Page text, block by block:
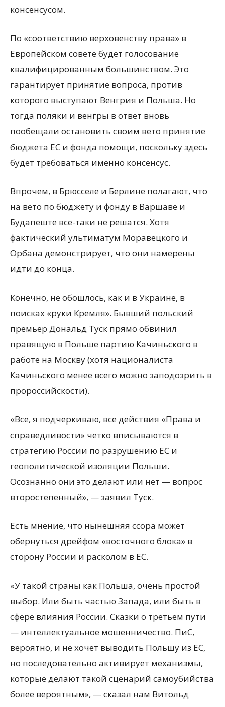
консенсусом.
По «соответствию верховенству права» в
Европейском совете будет голосование
квалифицированным большинством. Это
гарантирует принятие вопроса, против
которого выступают Венгрия и Польша. Но
тогда поляки и венгры в ответ вновь
пообещали остановить своим вето принятие
бюджета ЕС и фонда помощи, поскольку здесь
будет требоваться именно консенсус.
Впрочем, в Брюсселе и Берлине полагают, что
на вето по бюджету и фонду в Варшаве и
Будапеште все-таки не решатся. Хотя
фактический ультиматум Моравецкого и
Орбана демонстрирует, что они намерены
идти до конца.
Конечно, не обошлось, как и в Украине, в
поисках «руки Кремля». Бывший польский
премьер Дональд Туск прямо обвинил
правящую в Польше партию Качиньского в
работе на Москву (хотя националиста
Качиньского менее всего можно заподозрить в
пророссийскости).
«Все, я подчеркиваю, все действия «Права и
справедливости» четко вписываются в
стратегию России по разрушению ЕС и
геополитической изоляции Польши.
Осознанно они это делают или нет — вопрос
второстепенный», — заявил Туск.
Есть мнение, что нынешняя ссора может
обернуться дрейфом «восточного блока» в
сторону России и расколом в ЕС.
«У такой страны как Польша, очень простой
выбор. Или быть частью Запада, или быть в
сфере влияния России. Сказки о третьем пути
— интеллектуальное мошенничество. ПиС,
вероятно, и не хочет выводить Польшу из ЕС,
но последовательно активирует механизмы,
которые делают такой сценарий самоубийства
более вероятным», — сказал нам Витольд